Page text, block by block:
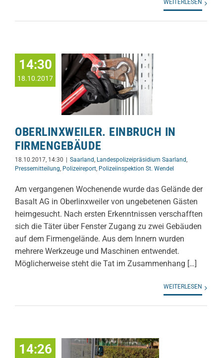
WEITERLESEN
14:30
18.10.2017
OBERLINXWEILER. EINBRUCH IN
FIRMENGEBÄUDE
18.10.2017, 14:30 Saarland, Landespolizeipräsidium Saarland,
Pressemitteilung, Polizeireport, Polizeiinspektion St. Wendel
Am vergangenen Wochenende wurde das Gelände der
Basalt AG in Oberlinxweiler von ungebetenen Gästen
heimgesucht. Nach ersten Erkenntnissen verschafften
sich die Täter über Fenster Zugang zu zwei Gebäuden
auf dem Firmengelände. Aus dem Innern wurden
mehrere Werkzeuge und Maschinen entwendet.
Möglicherweise steht die Tat im Zusammenhang […]
WEITERLESEN
14:26